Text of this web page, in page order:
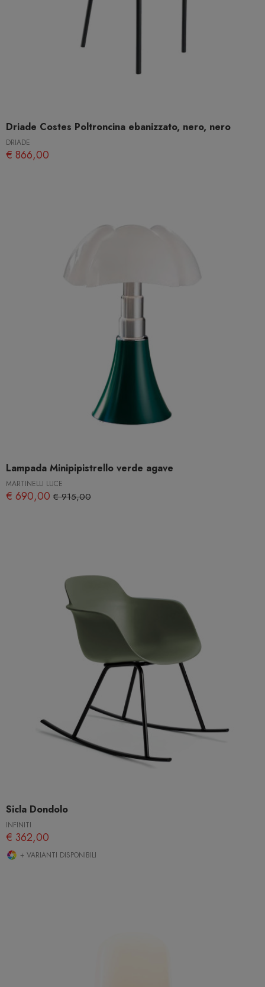
Driade Costes Poltroncina ebanizzato, nero, nero
DRIADE
€ 866,00
Lampada Minipipistrello verde agave
MARTINELLI LUCE
€ 690,00 € 915,00
Sicla Dondolo
INFINITI
€ 362,00
+ VARIANTI DISPONIBILI